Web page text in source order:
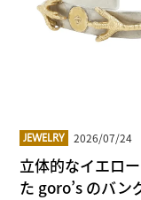
JEWELRY 2026/07/24
立体的なイエロ
た goro’s のバン